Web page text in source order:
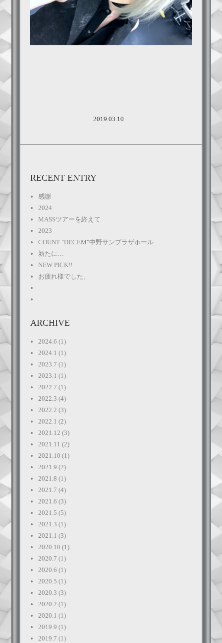
2019.03.10
RECENT ENTRY
感謝
2024
MASSツアーを終えて
2023
COUNT "DECEM"中野サンプラザホール
新たに…
NEW PICK!!
お疲れ様でした。
ARCHIVE
2024.6 (1)
2024.1 (1)
2023.7 (1)
2023.1 (1)
2022.7 (1)
2022.3 (4)
2022.2 (3)
2022.1 (2)
2021.12 (3)
2021.11 (2)
2021.10 (1)
2021.9 (2)
2021.8 (1)
2021.7 (4)
2021.6 (3)
2021.5 (5)
2021.3 (1)
2021.1 (3)
2020.10 (1)
2020.7 (1)
2020.6 (1)
2020.5 (1)
2020.3 (3)
2020.2 (1)
2020.1 (1)
2019.9 (1)
2019.7 (1)